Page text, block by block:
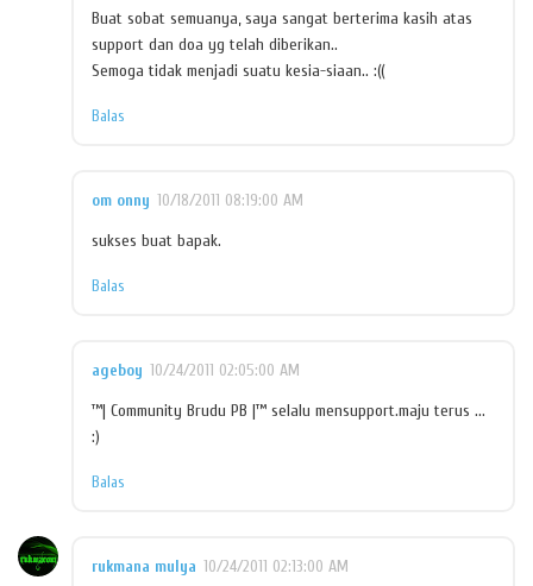
Buat sobat semuanya, saya sangat berterima kasih atas
support dan doa yg telah diberikan..
Semoga tidak menjadi suatu kesia-siaan.. :((
Balas
om onny 10/18/2011 08:19:00 AM
sukses buat bapak.
Balas
ageboy 10/24/2011 02:05:00 AM
™| Community Brudu PB |™ selalu mensupport.maju terus ...
:)
Balas
rukmana mulya 10/24/2011 02:13:00 AM